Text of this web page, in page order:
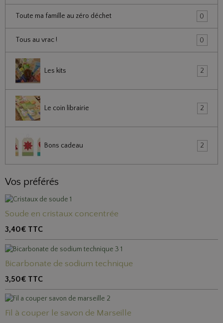
Toute ma famille au zéro déchet 0
Tous au vrac ! 0
Les kits 2
Le coin librairie 2
Bons cadeau 2
Vos préférés
Soude en cristaux concentrée
3,40€ TTC
Bicarbonate de sodium technique
3,50€ TTC
Fil à couper le savon de Marseille